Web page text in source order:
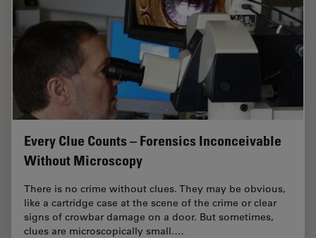
Every Clue Counts – Forensics Inconceivable
Without Microscopy
There is no crime without clues. They may be obvious,
like a cartridge case at the scene of the crime or clear
signs of crowbar damage on a door. But sometimes,
clues are microscopically small.…